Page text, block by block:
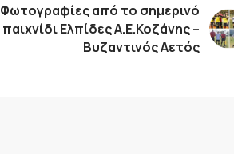
Φωτογραφίες από το σημερινό
παιχνίδι Ελπίδες Α.Ε.Κοζάνης –
Βυζαντινός Αετός